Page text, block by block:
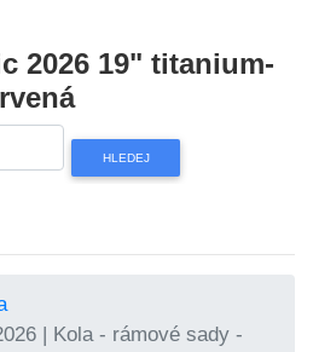
2026 19" titanium-
| Kola - rámové sady -